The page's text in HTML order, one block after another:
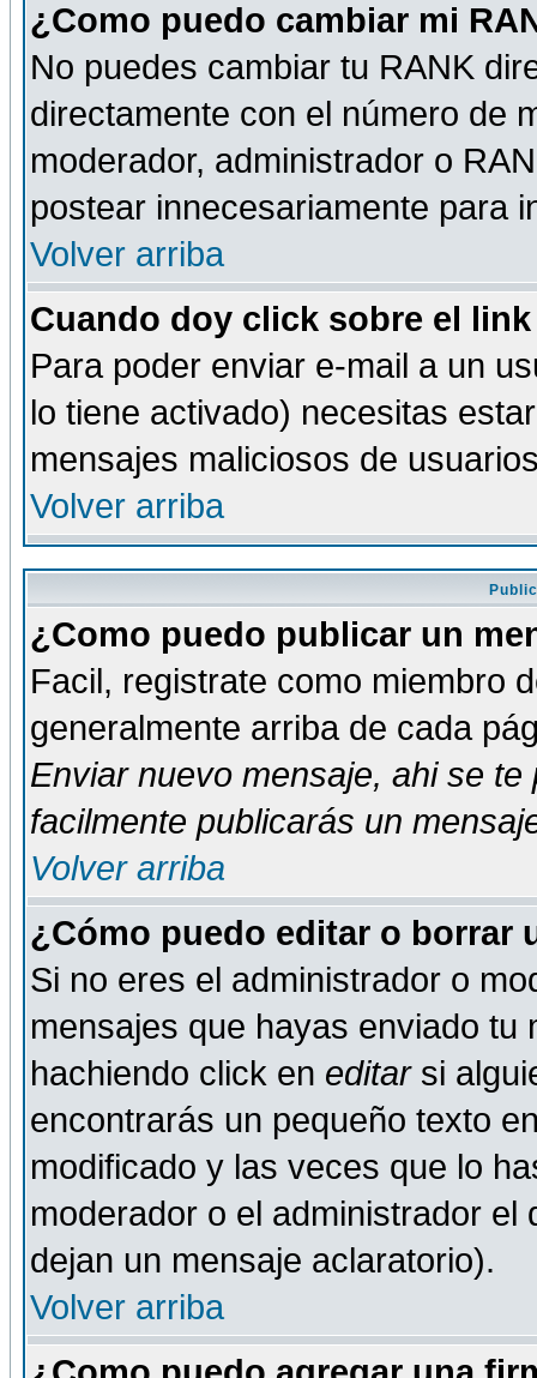
¿Como puedo cambiar mi
No puedes cambiar tu RANK
directamente con el número de
moderador, administrador o
postear innecesariamente para
Volver arriba
Cuando doy click sobre el
Para poder enviar e-mail a un
lo tiene activado) necesitas
mensajes maliciosos de
Volver arriba
¿Como puedo publicar un
Facil, registrate como miembro
generalmente arriba de cada
Enviar nuevo mensaje, ahi se te
facilmente publicarás un
Volver arriba
¿Cómo puedo editar o borrar
Si no eres el administrador o
mensajes que hayas enviado tu
hachiendo click en editarsi
encontrarás un pequeño texto
modificado y las veces que lo
moderador o el administrador
dejan un mensaje aclaratorio).
Volver arriba